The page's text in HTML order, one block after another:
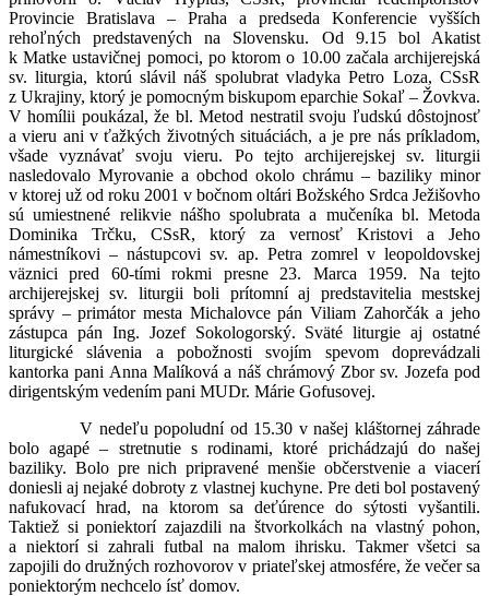
Provincie Bratislava – Praha a predseda Konferencie vyšších
rehoľných predstavených na Slovensku. Od 9.15 bol Akatist
k Matke ustavičnej pomoci, po ktorom o 10.00 začala archijerejská
sv. liturgia, ktorú slávil náš spolubrat vladyka Petro Loza, CSsR
z Ukrajiny, ktorý je pomocným biskupom eparchie Sokaľ – Žovkva.
V homílii poukázal, že bl. Metod nestratil svoju ľudskú dôstojnosť
a vieru ani v ťažkých životných situáciách, a je pre nás príkladom,
všade vyznávať svoju vieru. Po tejto archijerejskej sv. liturgii
nasledovalo Myrovanie a obchod okolo chrámu – baziliky minor
v ktorej už od roku 2001 v bočnom oltári Božského Srdca Ježišovho
sú umiestnené relikvie nášho spolubrata a mučeníka bl. Metoda
Dominika Trčku, CSsR, ktorý za vernosť Kristovi a Jeho
námestníkovi – nástupcovi sv. ap. Petra zomrel v leopoldovskej
väznici pred 60-tími rokmi presne 23. Marca 1959. Na tejto
archijerejskej sv. liturgii boli prítomní aj predstavitelia mestskej
správy – primátor mesta Michalovce pán Viliam Zahorčák a jeho
zástupca pán Ing. Jozef Sokologorský. Sväté liturgie aj ostatné
liturgické slávenia a pobožnosti svojím spevom doprevádzali
kantorka pani Anna Malíková a náš chrámový Zbor sv. Jozefa pod
dirigentským vedením pani MUDr. Márie Gofusovej.
V nedeľu popoludní od 15.30 v našej kláštornej záhrade
bolo agapé – stretnutie s rodinami, ktoré prichádzajú do našej
baziliky. Bolo pre nich pripravené menšie občerstvenie a viacerí
doniesli aj nejaké dobroty z vlastnej kuchyne. Pre deti bol postavený
nafukovací hrad, na ktorom sa deťúrence do sýtosti vyšantili.
Taktiež si poniektorí zajazdili na štvorkolkách na vlastný pohon,
a niektorí si zahrali futbal na malom ihrisku. Takmer všetci sa
zapojili do družných rozhovorov v priateľskej atmosfére, že večer sa
poniektorým nechcelo ísť domov.